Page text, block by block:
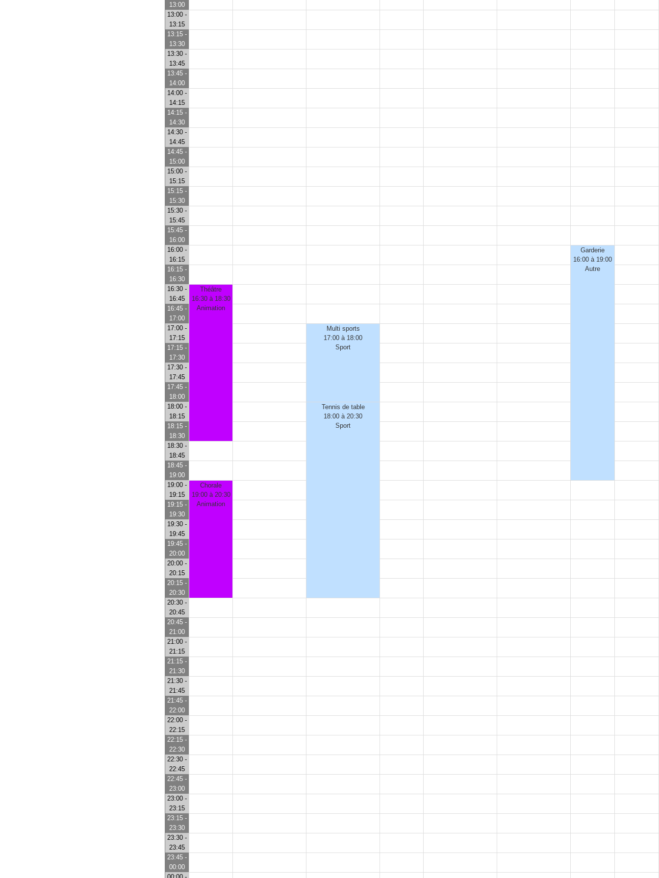
13:00
13:00 -
13:15
13:15 -
13:30
13:30 -
13:45
13:45 -
14:00
14:00 -
14:15
14:15 -
14:30
14:30 -
14:45
14:45 -
15:00
15:00 -
15:15
15:15 -
15:30
15:30 -
15:45
15:45 -
16:00
16:00 -
16:15
Garderie
16:00 à 19:00
Autre
16:15 -
16:30
16:30 -
16:45
Théâtre
16:30 à 18:30
Animation
16:45 -
17:00
17:00 -
17:15
Multi sports
17:00 à 18:00
Sport
17:15 -
17:30
17:30 -
17:45
17:45 -
18:00
18:00 -
18:15
Tennis de table
18:00 à 20:30
Sport
18:15 -
18:30
18:30 -
18:45
18:45 -
19:00
19:00 -
19:15
Chorale
19:00 à 20:30
Animation
19:15 -
19:30
19:30 -
19:45
19:45 -
20:00
20:00 -
20:15
20:15 -
20:30
20:30 -
20:45
20:45 -
21:00
21:00 -
21:15
21:15 -
21:30
21:30 -
21:45
21:45 -
22:00
22:00 -
22:15
22:15 -
22:30
22:30 -
22:45
22:45 -
23:00
23:00 -
23:15
23:15 -
23:30
23:30 -
23:45
23:45 -
00:00